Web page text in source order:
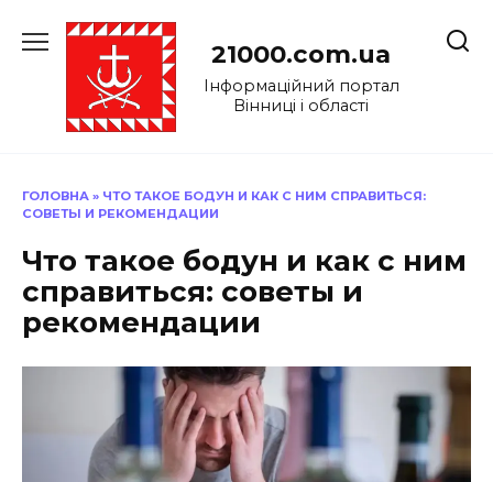
до
21000.com.ua
Інформаційний портал
Вінниці і області
ГОЛОВНА » ЧТО ТАКОЕ БОДУН И КАК С НИМ СПРАВИТЬСЯ:
СОВЕТЫ И РЕКОМЕНДАЦИИ
Что такое бодун и как с ним
справиться: советы и
рекомендации